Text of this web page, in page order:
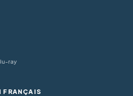
ray
FRANÇAIS